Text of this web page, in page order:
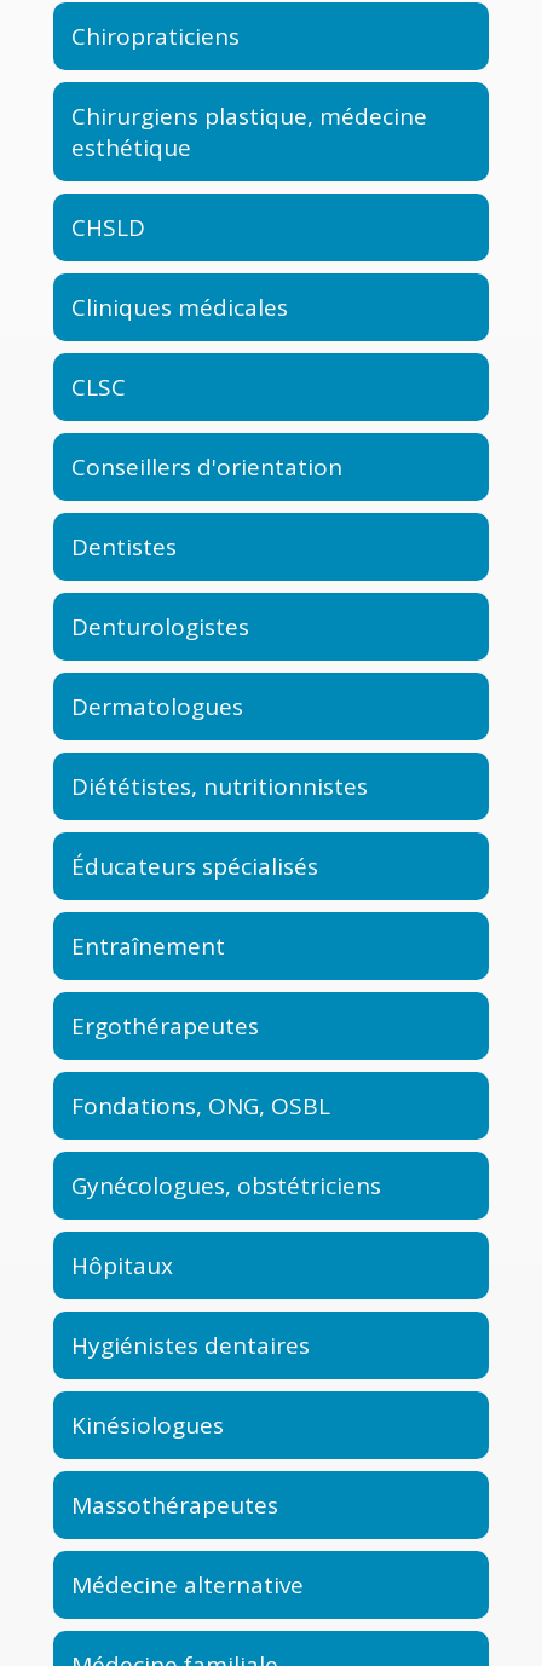
Chiropraticiens
Chirurgiens plastique, médecine
esthétique
CHSLD
Cliniques médicales
CLSC
Conseillers d'orientation
Dentistes
Denturologistes
Dermatologues
Diététistes, nutritionnistes
Éducateurs spécialisés
Entraînement
Ergothérapeutes
Fondations, ONG, OSBL
Gynécologues, obstétriciens
Hôpitaux
Hygiénistes dentaires
Kinésiologues
Massothérapeutes
Médecine alternative